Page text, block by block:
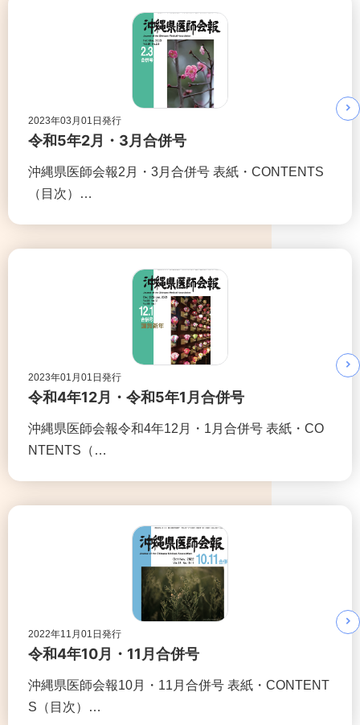
2023年03月01日発行
令和5年2月・3月合併号
沖縄県医師会報2月・3月合併号 表紙・CONTENTS
（目次）…
2023年01月01日発行
令和4年12月・令和5年1月合併号
沖縄県医師会報令和4年12月・1月合併号 表紙・CO
NTENTS（…
2022年11月01日発行
令和4年10月・11月合併号
沖縄県医師会報10月・11月合併号 表紙・CONTENT
S（目次）…